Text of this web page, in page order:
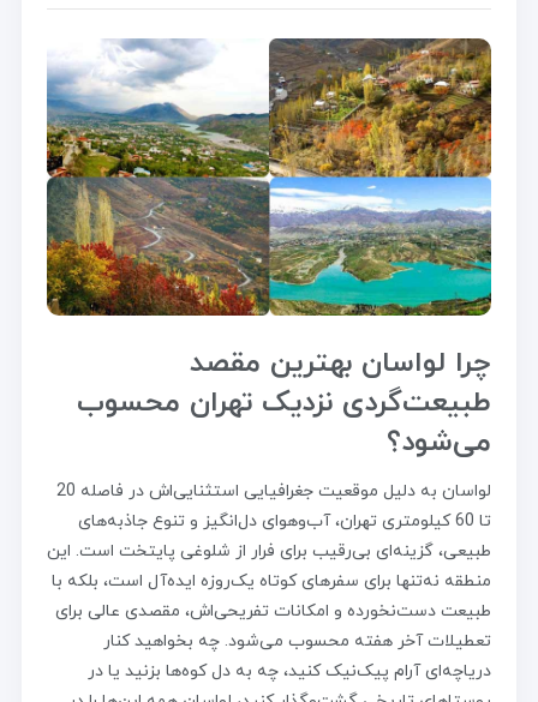
چرا لواسان بهترین مقصد
طبیعت‌گردی نزدیک تهران محسوب
می‌شود؟
لواسان به دلیل موقعیت جغرافیایی استثنایی‌اش در فاصله 20
تا 60 کیلومتری تهران، آب‌وهوای دل‌انگیز و تنوع جاذبه‌های
طبیعی، گزینه‌ای بی‌رقیب برای فرار از شلوغی پایتخت است. این
منطقه نه‌تنها برای سفرهای کوتاه یک‌روزه ایده‌آل است، بلکه با
طبیعت دست‌نخورده و امکانات تفریحی‌اش، مقصدی عالی برای
تعطیلات آخر هفته محسوب می‌شود. چه بخواهید کنار
دریاچه‌ای آرام پیک‌نیک کنید، چه به دل کوه‌ها بزنید یا در